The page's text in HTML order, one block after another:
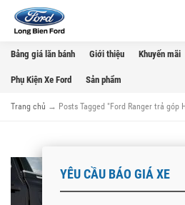
Bảng giá lăn bánh Giới thiệu Khuyến mãi
Phụ Kiện Xe Ford Sản phẩm
Trang chủ → Posts Tagged "Ford Ranger trả góp
YÊU CẦU BÁO GIÁ XE